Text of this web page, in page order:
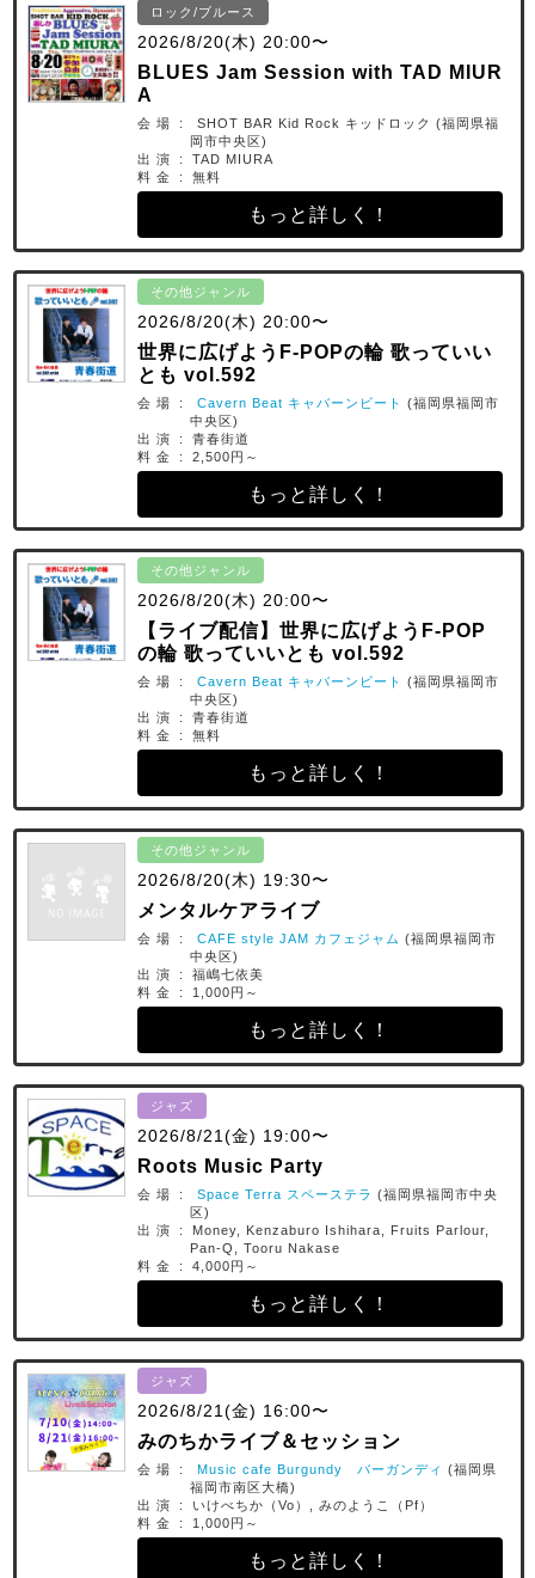
ロック/ブルース
2026/8/20(木) 20:00〜
BLUES Jam Session with TAD MIUR
A
会 場 : SHOT BAR Kid Rock キッドロック (福岡県福
岡市中央区)
出 演 : TAD MIURA
料 金 : 無料
もっと詳しく！
その他ジャンル
2026/8/20(木) 20:00〜
世界に広げようF-POPの輪 歌っていい
とも vol.592
会 場 : Cavern Beat キャバーンビート (福岡県福岡市
中央区)
出 演 : 青春街道
料 金 : 2,500円～
もっと詳しく！
その他ジャンル
2026/8/20(木) 20:00〜
【ライブ配信】世界に広げようF-POP
の輪 歌っていいとも vol.592
会 場 : Cavern Beat キャバーンビート (福岡県福岡市
中央区)
出 演 : 青春街道
料 金 : 無料
もっと詳しく！
その他ジャンル
2026/8/20(木) 19:30〜
メンタルケアライブ
会 場 : CAFE style JAM カフェジャム (福岡県福岡市
中央区)
出 演 : 福嶋七依美
料 金 : 1,000円～
もっと詳しく！
ジャズ
2026/8/21(金) 19:00〜
Roots Music Party
会 場 : Space Terra スペーステラ (福岡県福岡市中央
区)
出 演 : Money, Kenzaburo Ishihara, Fruits Parlour,
Pan-Q, Tooru Nakase
料 金 : 4,000円～
もっと詳しく！
ジャズ
2026/8/21(金) 16:00〜
みのちかライブ＆セッション
会 場 : Music cafe Burgundy バーガンディ (福岡県
福岡市南区大橋)
出 演 : いけべちか（Vo）, みのようこ（Pf）
料 金 : 1,000円～
もっと詳しく！